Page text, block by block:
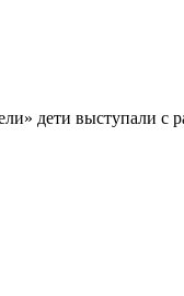
дети выступали